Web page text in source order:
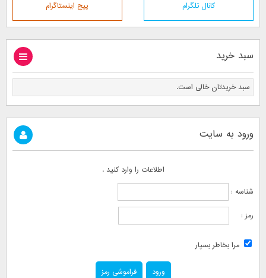
کانال تلگرام پیج اینستاگرام
سبد خرید
سبد خریدتان خالی است.
ورود به سایت
اطلاعات را وارد کنید .
شناسه :
رمز :
مرا بخاطر بسپار
فراموشی رمز